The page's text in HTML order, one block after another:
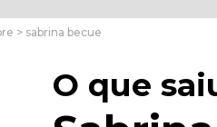
> sabrina becue
O que